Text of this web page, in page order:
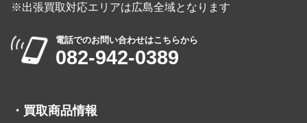
※出張買取対応エリアは広島全域となります
電話でのお問い合わせはこちらから
082-942-0389
・ 買取商品情報